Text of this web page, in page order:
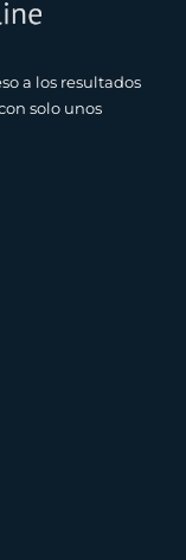
a los resultados
solo unos